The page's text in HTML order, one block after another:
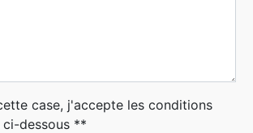
case, j'accepte les conditions
dessous **